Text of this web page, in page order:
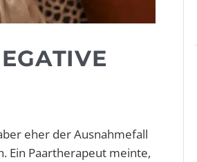
eher der Ausnahmefall
Ein Paartherapeut meinte,